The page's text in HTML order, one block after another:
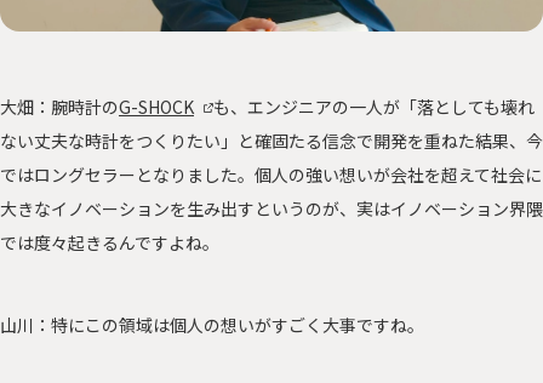
大畑：腕時計のG-SHOCK
も、エンジニアの一人が「落としても壊れ
ない丈夫な時計をつくりたい」と確固たる信念で開発を重ねた結果、今
ではロングセラーとなりました。個人の強い想いが会社を超えて社会に
大きなイノベーションを生み出すというのが、実はイノベーション界隈
では度々起きるんですよね。
山川：特にこの領域は個人の想いがすごく大事ですね。